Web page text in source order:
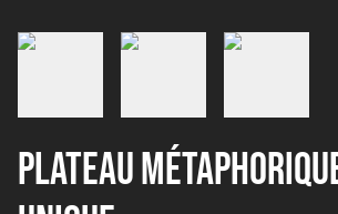
Plateau